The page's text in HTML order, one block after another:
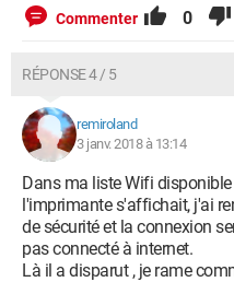
Commenter 0
RÉPONSE 4 / 5
remiroland
3 janv. 2018 à 13:14
Dans ma liste Wifi
l'imprimante s'affichait, j'ai
de sécurité et la connexion
pas connecté à internet.
Là il a disparut , je rame